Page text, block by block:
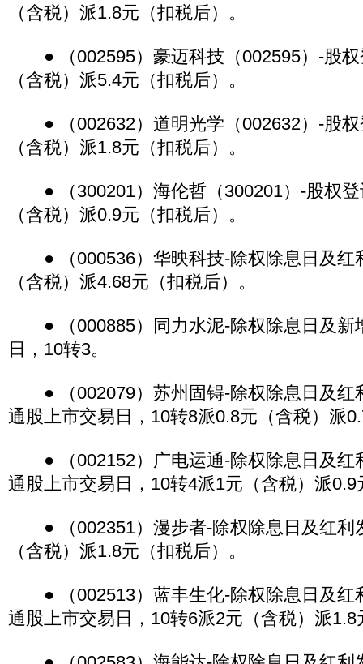
（含税）派1.8元（扣税后）。
● （002595）豪迈科技（002595）-股权
（含税）派5.4元（扣税后）。
● （002632）道明光学（002632）-股权
（含税）派1.8元（扣税后）。
● （300201）海伦哲（300201）-股权登
（含税）派0.9元（扣税后）。
● （000536）华映科技-除权除息日及红
（含税）派4.68元（扣税后）。
● （000885）同力水泥-除权除息日及新
日，10转3。
● （002079）苏州固锝-除权除息日及红
通股上市交易日，10转8派0.8元（含税）派
● （002152）广电运通-除权除息日及红
通股上市交易日，10转4派1元（含税）派
● （002351）漫步者-除权除息日及红利
（含税）派1.8元（扣税后）。
● （002513）蓝丰生化-除权除息日及红
通股上市交易日，10转6派2元（含税）派